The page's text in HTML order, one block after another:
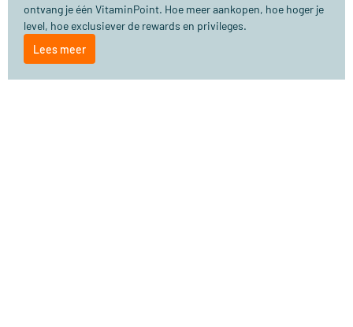
ontvang je één VitaminPoint. Hoe meer aankopen, hoe hoger je
level, hoe exclusiever de rewards en privileges.
Lees meer